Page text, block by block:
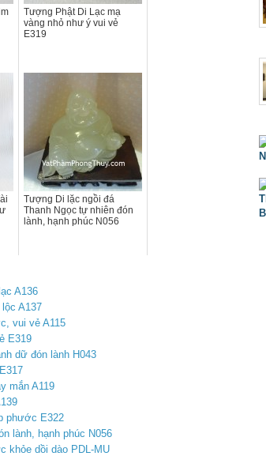
Tượng Phật Di Lạc mạ
vàng nhỏ như ý vui vẻ
E319
Tượng Di lặc ngồi đá
Thanh Ngọc tự nhiên đón
lành, hạnh phúc N056
A136
A137
vui vẻ A115
E319
dữ đón lành H043
mắn A119
phước E322
lành, hạnh phúc N056
khỏe dồi dào PDL-MU